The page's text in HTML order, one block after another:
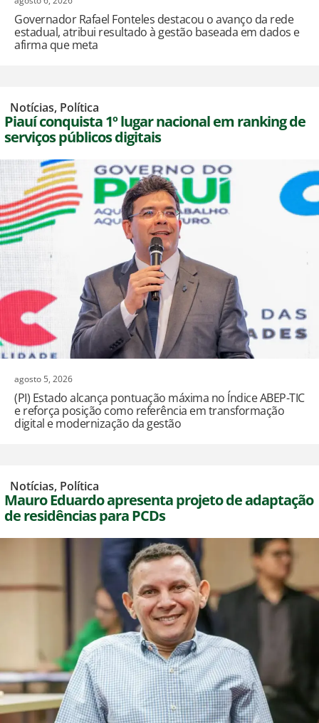
Governador Rafael Fonteles destacou o avanço da rede
estadual, atribui resultado à gestão baseada em dados e
afirma que meta
Notícias, Política
Piauí conquista 1º lugar nacional em ranking de
serviços públicos digitais
agosto 5, 2026
(PI) Estado alcança pontuação máxima no Índice ABEP-TIC
e reforça posição como referência em transformação
digital e modernização da gestão
Notícias, Política
Mauro Eduardo apresenta projeto de adaptação
de residências para PCDs